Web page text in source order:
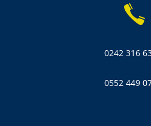
0242 316
0552 449